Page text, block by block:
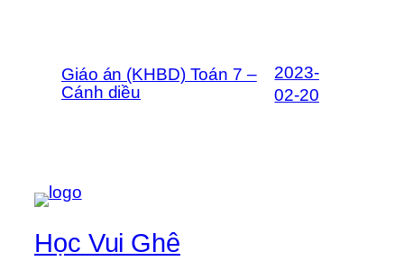
Giáo án (KHBD) Toán 7 –
Cánh diều
2023-
02-20
Học Vui Ghê